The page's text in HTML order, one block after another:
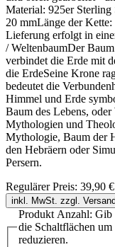
Material: 925er Sterling
20 mmLänge der
Lieferung erfolgt in
/ WeltenbaumDer
verbindet die Erde mit
die ErdeSeine Krone
bedeutet die
Himmel und Erde
Baum des Lebens,
Mythologien und
Mythologie, Baum der
den Hebräern oder
Persern.
Regulärer Preis: 39,90 €
inkl. MwSt. zzgl. Versand
Produkt Anzahl: Gib
die Schaltflächen
reduzieren.